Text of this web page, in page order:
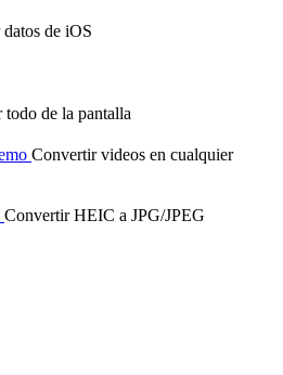
de iOS
todo de la pantalla
Convertir videos en cualquier
Convertir HEIC a JPG/JPEG